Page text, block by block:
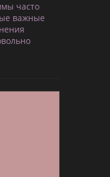
часто
важные